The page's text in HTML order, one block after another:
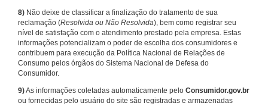
8) Não deixe de classificar a finalização do tratamento de sua
reclamação (Resolvida ou Não Resolvida), bem como registrar seu
nível de satisfação com o atendimento prestado pela empresa. Estas
informações potencializam o poder de escolha dos consumidores e
contribuem para execução da Política Nacional de Relações de
Consumo pelos órgãos do Sistema Nacional de Defesa do
Consumidor.
9)As informações coletadas automaticamente pelo Consumidor.gov.br
ou fornecidas pelo usuário do site são registradas e armazenadas